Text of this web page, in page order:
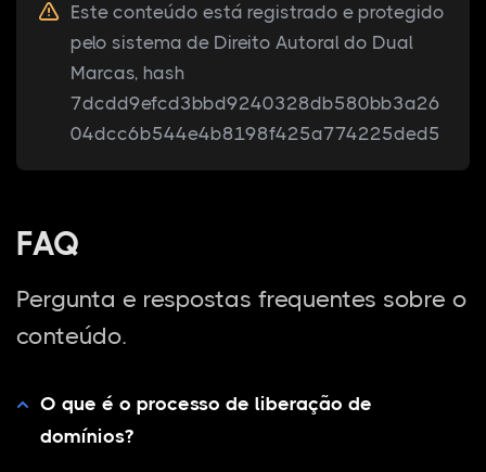
Este conteúdo está registrado e protegido
pelo sistema de Direito Autoral do Dual
Marcas, hash
7dcdd9efcd3bbd9240328db580bb3a26
04dcc6b544e4b8198f425a774225ded5
FAQ
Pergunta e respostas frequentes sobre o
conteúdo.
O que é o processo de liberação de
domínios?